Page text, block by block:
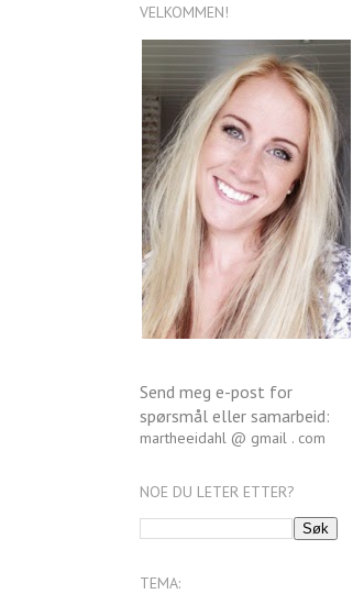
VELKOMMEN!
Send meg e-post for
spørsmål eller samarbeid:
martheeidahl @ gmail . com
NOE DU LETER ETTER?
TEMA: